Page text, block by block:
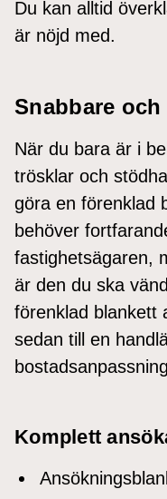
Du kan alltid
är nöjd med.
Snabbare
När du bara är i
trösklar och
göra en förenklad
behöver
fastighetsägaren,
är den du ska
förenklad blankett
sedan till en
Komplett